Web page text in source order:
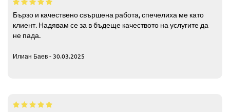
Бързо и качествено свършена работа, спечелиха ме като
клиент. Надявам се за в бъдеще качеството на услугите да
не пада.
Илиан Баев - 30.03.2025